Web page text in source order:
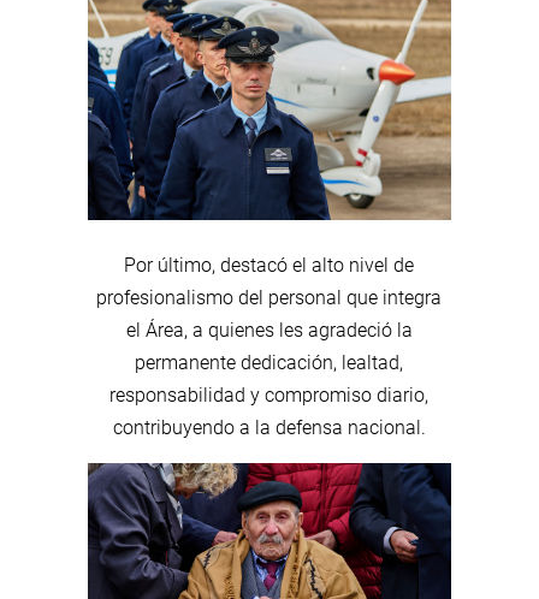
Por último, destacó el alto nivel de
profesionalismo del personal que integra
el Área, a quienes les agradeció la
permanente dedicación, lealtad,
responsabilidad y compromiso diario,
contribuyendo a la defensa nacional.